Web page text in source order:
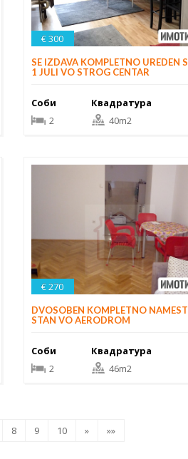
€ 300
SE IZDAVA KOMPLETNO UREDEN
1 JULI VO STROG CENTAR
Соби
2
Квадратура
40m2
€ 270
DVOSOBEN KOMPLETNO
STAN VO AERODROM
Соби
2
Квадратура
46m2
8 9 10 » »»